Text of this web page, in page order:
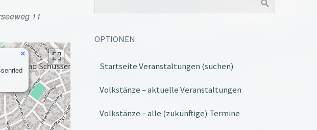
Office 365 Outlook Live
11
×
OPTIONEN
Startseite Veranstaltungen (suchen)
Volkstänze – aktuelle Veranstaltungen
Volkstänze – alle (zukünftige) Termine